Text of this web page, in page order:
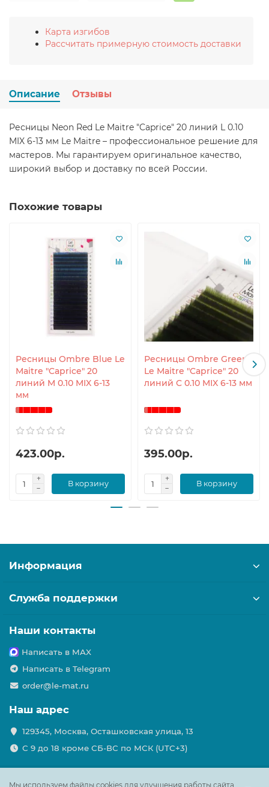
Карта изгибов
Рассчитать примерную стоимость доставки
Описание Отзывы
Ресницы Neon Red Le Maitre "Caprice" 20 линий L 0.10
MIX 6-13 мм Le Maitre – профессиональное решение для
мастеров. Мы гарантируем оригинальное качество,
широкий выбор и доставку по всей России.
Похожие товары
Ресницы Ombre Blue Le
Maitre "Caprice" 20
линий M 0.10 MIX 6-13
мм
423.00р.
В корзину
Ресницы Ombre Green
Le Maitre "Caprice" 20
линий C 0.10 MIX 6-13 мм
395.00р.
В корзину
Мы используем файлы cookies для улучшения работы сайта.
Информация
Служба поддержки
Наши контакты
Написать в MAX
Написать в Telegram
order@le-mat.ru
Наш адрес
129345, Москва, Осташковская улица, 13
С 9 до 18 кроме СБ-ВС по МСК (UTC+3)